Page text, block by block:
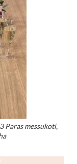
Paras messukoti,